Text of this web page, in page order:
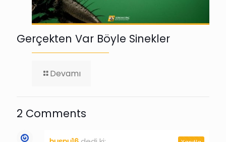
Gerçekten Var Böyle Sinekler
Devamı
Sinekler
2 Comments